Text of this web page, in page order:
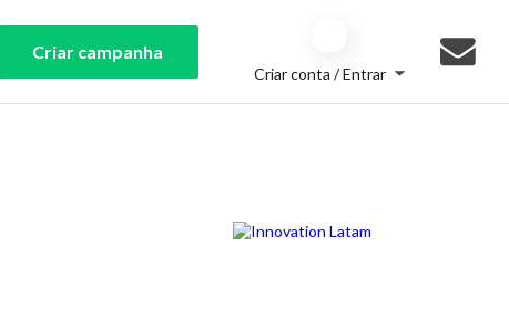
Criar campanha
Criar conta / Entrar